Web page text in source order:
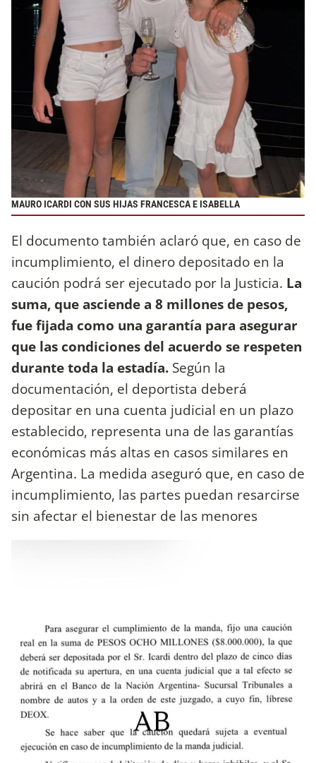
MAURO ICARDI CON SUS HIJAS FRANCESCA E ISABELLA
El documento también aclaró que, en caso de
incumplimiento, el dinero depositado en la
caución podrá ser ejecutado por la Justicia. La
suma, que asciende a 8 millones de pesos,
fue fijada como una garantía para asegurar
que las condiciones del acuerdo se respeten
durante toda la estadía. Según la
documentación, el deportista deberá
depositar en una cuenta judicial en un plazo
establecido, representa una de las garantías
económicas más altas en casos similares en
Argentina. La medida aseguró que, en caso de
incumplimiento, las partes puedan resarcirse
sin afectar el bienestar de las menores